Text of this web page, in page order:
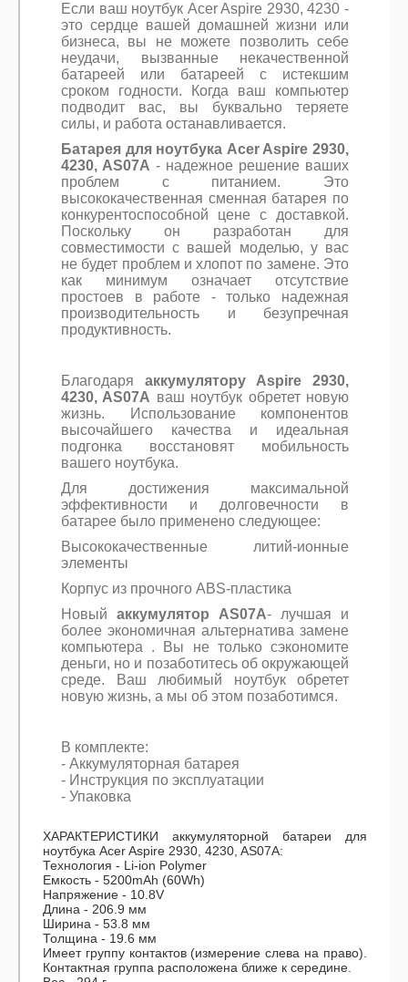
Если ваш ноутбук Acer Aspire 2930, 4230 -
это сердце вашей домашней жизни или
бизнеса, вы не можете позволить себе
неудачи, вызванные некачественной
батареей или батареей с истекшим
сроком годности. Когда ваш компьютер
подводит вас, вы буквально теряете
силы, и работа останавливается.
Батарея для ноутбука Acer Aspire 2930,
4230, AS07A - надежное решение ваших
проблем с питанием. Это
высококачественная сменная батарея по
конкурентоспособной цене с доставкой.
Поскольку он разработан для
совместимости с вашей моделью, у вас
не будет проблем и хлопот по замене. Это
как минимум означает отсутствие
простоев в работе - только надежная
производительность и безупречная
продуктивность.
Благодаря аккумулятору Aspire 2930,
4230, AS07A ваш ноутбук обретет новую
жизнь. Использование компонентов
высочайшего качества и идеальная
подгонка восстановят мобильность
вашего ноутбука.
Для достижения максимальной
эффективности и долговечности в
батарее было применено следующее:
Высококачественные литий-ионные
элементы
Корпус из прочного ABS-пластика
Новый аккумулятор AS07A- лучшая и
более экономичная альтернатива замене
компьютера . Вы не только сэкономите
деньги, но и позаботитесь об окружающей
среде. Ваш любимый ноутбук обретет
новую жизнь, а мы об этом позаботимся.
В комплекте:
- Аккумуляторная батарея
- Инструкция по эксплуатации
- Упаковка
ХАРАКТЕРИСТИКИ аккумуляторной батареи для
ноутбука Acer Aspire 2930, 4230, AS07A:
Технология - Li-ion Polymer
Емкость - 5200mAh (60Wh)
Напряжение - 10.8V
Длина - 206.9 мм
Ширина - 53.8 мм
Толщина - 19.6 мм
Имеет группу контактов (измерение слева на право).
Контактная группа расположена ближе к середине.